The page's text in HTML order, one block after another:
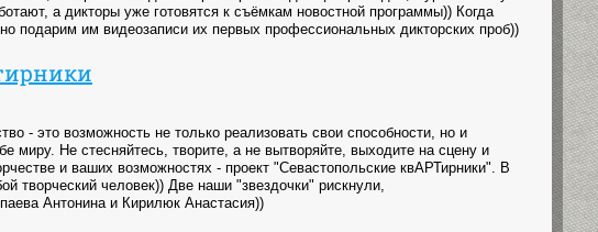
а дикторы уже готовятся к съёмкам новостной программы)) Когда
подарим им видеозаписи их первых профессиональных дикторских проб))
- это возможность не только реализовать свои способности, но и
миру. Не стесняйтесь, творите, а не вытворяйте, выходите на сцену и
и ваших возможностях - проект "Севастопольские квАРТирники". В
творческий человек)) Две наши "звездочки" рискнули,
Антонина и Кирилюк Анастасия))